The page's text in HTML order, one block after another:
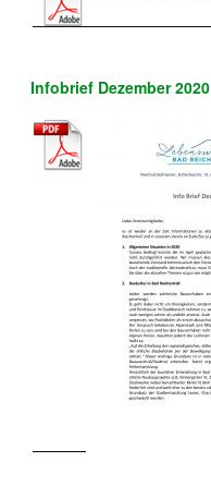
Infobrief Dezember 2020